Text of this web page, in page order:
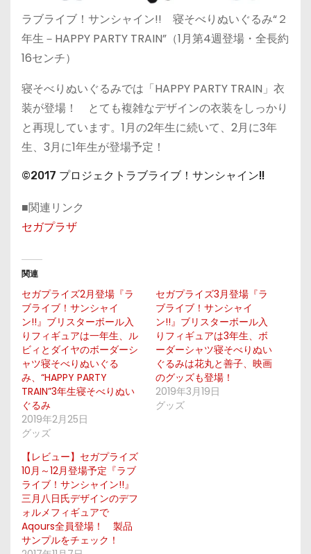
ラブライブ！サンシャイン!! 寝そべりぬいぐるみ“２
年生－HAPPY PARTY TRAIN”（1月第4週登場・全長約
16センチ）
寝そべりぬいぐるみでは「HAPPY PARTY TRAIN」衣
装が登場！ とても複雑なデザインの衣装をしっかり
と再現しています。1月の2年生に続いて、2月に3年
生、3月に1年生が登場予定！
©2017 プロジェクトラブライブ！サンシャイン!!
■関連リンク
セガプラザ
関連
セガプライズ2月登場『ラ
ブライブ！サンシャイ
ン!!』ブリスターボール入
りフィギュアは一年生、ル
ビィとダイヤのボーダーシ
ャツ寝そべりぬいぐる
み、“HAPPY PARTY
TRAIN”3年生寝そべりぬい
ぐるみ
2019年2月25日
グッズ
セガプライズ3月登場『ラ
ブライブ！サンシャイ
ン!!』ブリスターボール入
りフィギュアは3年生、ボ
ーダーシャツ寝そべりぬい
ぐるみは花丸と善子、映画
のグッズも登場！
2019年3月19日
グッズ
【レビュー】セガプライズ
10月～12月登場予定『ラブ
ライブ！サンシャイン!!』
三月八日氏デザインのデフ
ォルメフィギュアで
Aqours全員登場！ 製品
サンプルをチェック！